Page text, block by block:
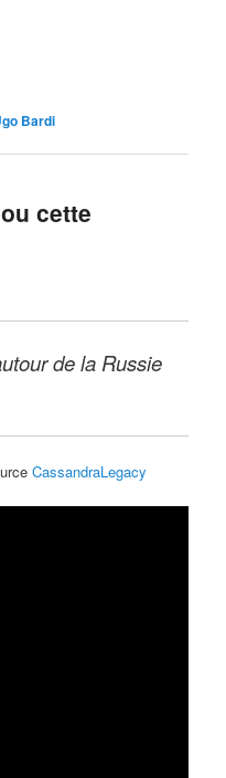
Bardi
cette
de la Russie
CassandraLegacy